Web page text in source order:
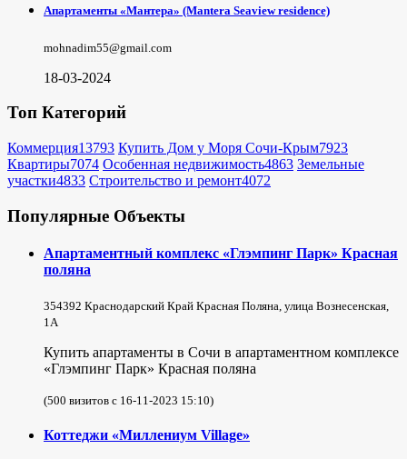
Апартаменты «Мантера» (Mantera Seaview rеsidence)
mohnadim55@gmail.com
18-03-2024
Топ Категорий
Коммерция13793 Купить Дом у Моря Сочи-Крым7923
Квартиры7074 Особенная недвижимость4863 Земельные
участки4833 Строительство и ремонт4072
Популярные Объекты
Апартаментный комплекс «Глэмпинг Парк» Красная
поляна
354392 Краснодарский Край Красная Поляна, улица Вознесенская,
1А
Купить апартаменты в Сочи в апартаментном комплексе
«Глэмпинг Парк» Красная поляна
(500 визитов с 16-11-2023 15:10)
Коттеджи «Миллениум Village»